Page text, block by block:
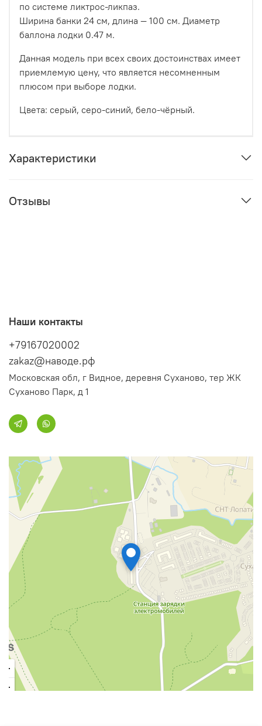
по системе ликтрос-ликпаз.
Ширина банки 24 см, длина — 100 см. Диаметр
баллона лодки 0.47 м.
Данная модель при всех своих достоинствах имеет
приемлемую цену, что является несомненным
плюсом при выборе лодки.
Цвета: серый, серо-синий, бело-чёрный.
Характеристики
Отзывы
Наши контакты
+79167020002
zakaz@наводе.рф
Московская обл, г Видное, деревня Суханово, тер ЖК
Суханово Парк, д 1